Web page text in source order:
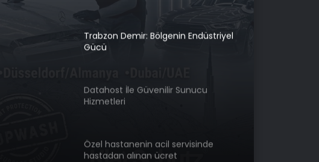
Trabzon Demir: Bölgenin Endüstriyel
Gücü
Hizmetleri
hastadan alınan ücret
mahkemeden döndü